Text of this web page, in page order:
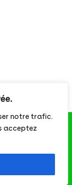
notre trafic.
acceptez